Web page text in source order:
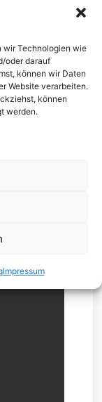
wir Technologien wie
oder darauf
können wir Daten
Website verarbeiten.
können
werden.
Impressum